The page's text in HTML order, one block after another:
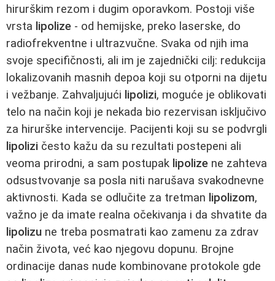
hirurškim rezom i dugim oporavkom. Postoji više
vrsta lipolize - od hemijske, preko laserske, do
radiofrekventne i ultrazvučne. Svaka od njih ima
svoje specifičnosti, ali im je zajednički cilj: redukcija
lokalizovanih masnih depoa koji su otporni na dijetu
i vežbanje. Zahvaljujući lipolizi, moguće je oblikovati
telo na način koji je nekada bio rezervisan isključivo
za hirurške intervencije. Pacijenti koji su se podvrgli
lipolizi često kažu da su rezultati postepeni ali
veoma prirodni, a sam postupak lipolize ne zahteva
odsustvovanje sa posla niti narušava svakodnevne
aktivnosti. Kada se odlučite za tretman lipolizom,
važno je da imate realna očekivanja i da shvatite da
lipolizu ne treba posmatrati kao zamenu za zdrav
način života, već kao njegovu dopunu. Brojne
ordinacije danas nude kombinovane protokole gde